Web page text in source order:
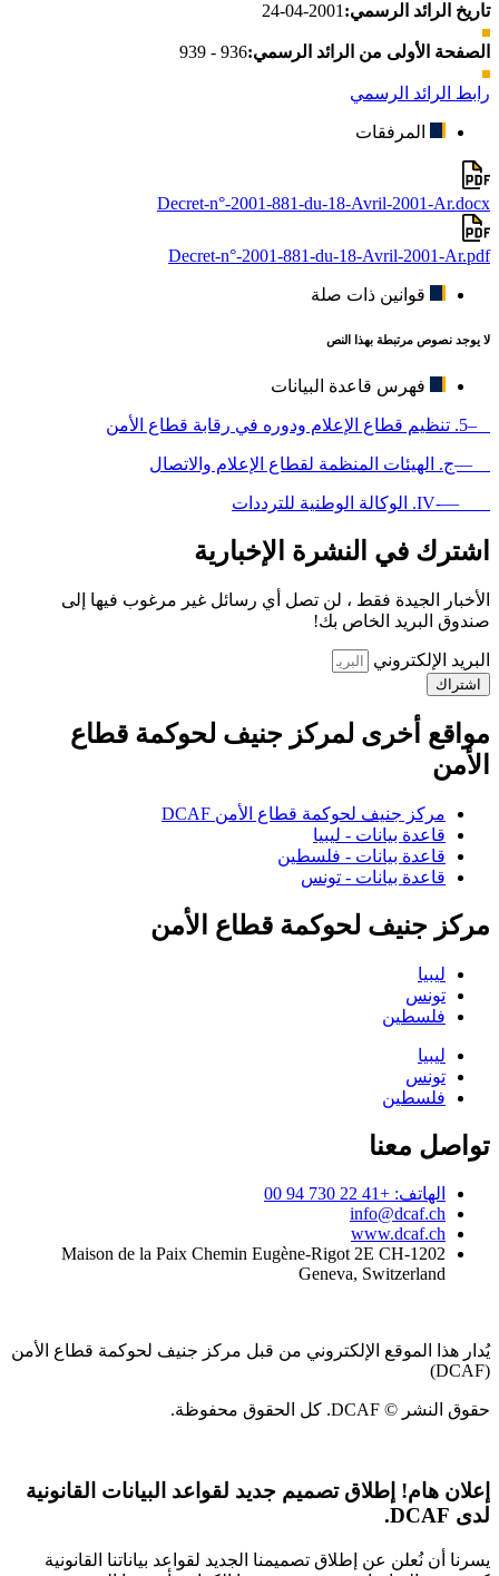
تاريخ الرائد الرسمي: 2001-04-24
الصفحة الأولى من الرائد الرسمي:936 - 939
رابط الرائد الرسمي
المرفقات
Decret-n°-2001-881-du-18-Avril-2001-Ar.docx
Decret-n°-2001-881-du-18-Avril-2001-Ar.pdf
قوانين ذات صلة
لا يوجد نصوص مرتبطة بهذا النص
فهرس قاعدة البيانات
–5. تنظيم قطاع الإعلام ودوره في رقابة قطاع الأمن
—ج. الهيئات المنظمة لقطاع الإعلام والاتصال
—-IV. الوكالة الوطنية للترددات
اشترك في النشرة الإخبارية
الأخبار الجيدة فقط ، لن تصل أي رسائل غير مرغوب فيها إلى
صندوق البريد الخاص بك!
البريد الإلكتروني
اشتراك
مواقع أخرى لمركز جنيف لحوكمة قطاع
الأمن
مركز جنيف لحوكمة قطاع الأمن DCAF
قاعدة بيانات - ليبيا
قاعدة بيانات - فلسطين
قاعدة بيانات - تونس
مركز جنيف لحوكمة قطاع الأمن
ليبيا
تونس
فلسطين
ليبيا
تونس
فلسطين
تواصل معنا
الهاتف: +41 22 730 94 00
info@dcaf.ch
www.dcaf.ch
Maison de la Paix Chemin Eugène-Rigot 2E CH-1202
Geneva, Switzerland
يُدار هذا الموقع الإلكتروني من قبل مركز جنيف لحوكمة قطاع الأمن
(DCAF)
حقوق النشر © DCAF. كل الحقوق محفوظة.
إعلان هام! إطلاق تصميم جديد لقواعد البيانات القانونية
لدى DCAF.
يسرنا أن نُعلن عن إطلاق تصميمنا الجديد لقواعد بياناتنا القانونية